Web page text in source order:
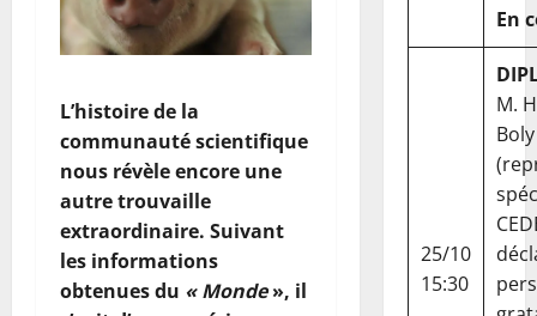
L’histoire de la
communauté scientifique
nous révèle encore une
autre trouvaille
extraordinaire. Suivant
les informations
obtenues du « Monde», il
En
25/10
15:30
M.
Boly